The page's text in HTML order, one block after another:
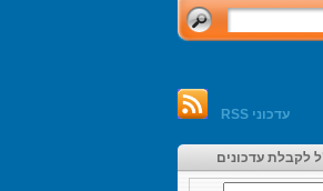
עדכוני RSS
לקבלת עדכונים